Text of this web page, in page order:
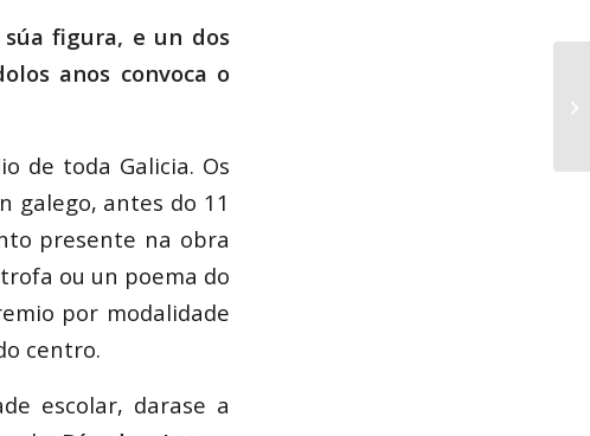
figura, e un dos
anos convoca o
de toda Galicia. Os
galego, antes do 11
presente na obra
ou un poema do
por modalidade
centro.
escolar, darase a